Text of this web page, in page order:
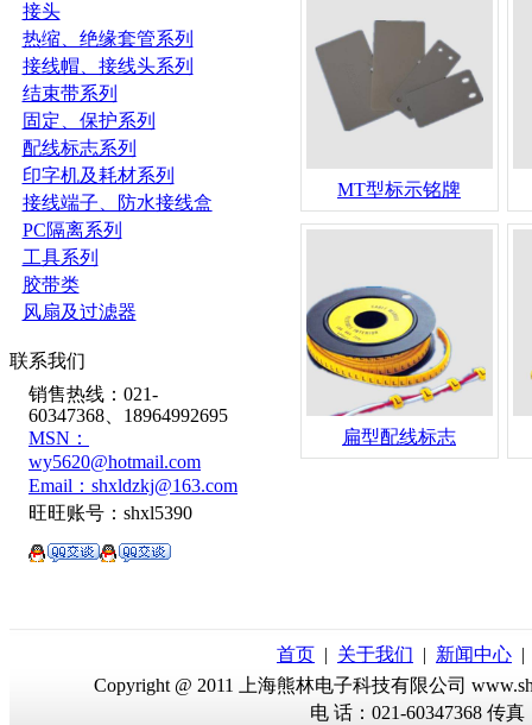
接头
热缩、绝缘套管系列
接线帽、接线头系列
结束带系列
固定、保护系列
配线标志系列
印字机及耗材系列
接线端子、防水接线盒
PC隔离系列
工具系列
胶带类
风扇及过滤器
联系我们
销售热线：021-
60347368、18964992695
MSN：
wy5620@hotmail.com
Email：shxldzkj@163.com
旺旺账号：shxl5390
MT型标示铭牌
扁型配线标志
首页 | 关于我们 | 新闻中心
Copyright @ 2011 上海熊林电子科技有限公司
电 话：021-60347368 传真